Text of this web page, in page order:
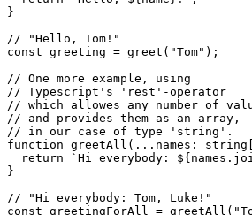
function greet(name: string) {
  // Here you see an expression
  // *embedded* inside a string.
  return `Hello, ${name}!`;
// "Hello, Tom!"
const greeting = greet("Tom");
// One more example, using
// Typescript's 'rest'-operator
// which allowes any number of
// and provides them as an array,
// in our case of type 'string'.
function greetAll(...names:
return `Hi everybody: